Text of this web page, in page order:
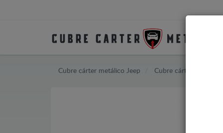
Cubre cárter metálico Jeep Cubre cárter metálico